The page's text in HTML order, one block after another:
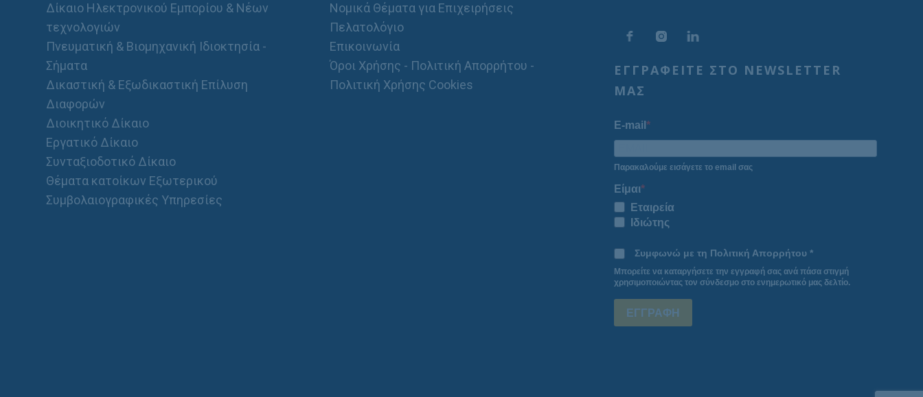
Δίκαιο Ηλεκτρονικού Εμπορίου & Νέων
τεχνολογιών
Πνευματική & Βιομηχανική Ιδιοκτησία -
Σήματα
Δικαστική & Εξωδικαστική Επίλυση
Διαφορών
Διοικητικό Δίκαιο
Εργατικό Δίκαιο
Συνταξιοδοτικό Δίκαιο
Θέματα κατοίκων Εξωτερικού
Συμβολαιογραφικές Υπηρεσίες
Νομικά Θέματα για Επιχειρήσεις
Πελατολόγιο
Επικοινωνία
Όροι Χρήσης - Πολιτική Απορρήτου -
Πολιτική Χρήσης Cookies
ΕΓΓΡΑΦΕΙΤΕ ΣΤΟ NEWSLETTER
ΜΑΣ
E-mail
Παρακαλούμε εισάγετε το email σας
Είμαι
Εταιρεία
Ιδιώτης
Συμφωνώ με τη Πολιτική Απορρήτου *
Μπορείτε να καταργήσετε την εγγραφή σας ανά πάσα στιγμή
χρησιμοποιώντας τον σύνδεσμο στο ενημερωτικό μας δελτίο.
ΕΓΓΡΑΦΗ